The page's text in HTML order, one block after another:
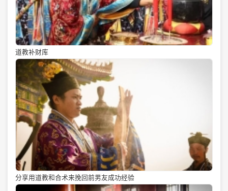
道教补财库
分享用道教和合术来挽回前男友成功经验